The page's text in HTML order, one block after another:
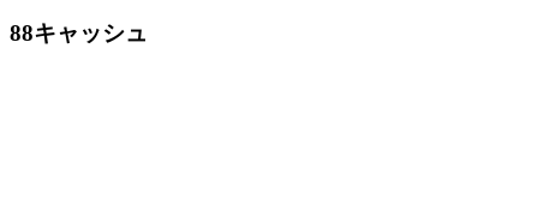
88キャッシュ